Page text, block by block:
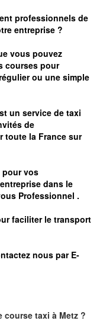
professionnels de
entreprise ?
vous pouvez
courses pour
ou une simple
un service de taxi
de
toute la France sur
pour vos
dans le
Professionnel .
faciliter letransport
nous par E-
course taxi à Metz ?